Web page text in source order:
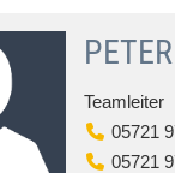
Teamleiter
05721
05721